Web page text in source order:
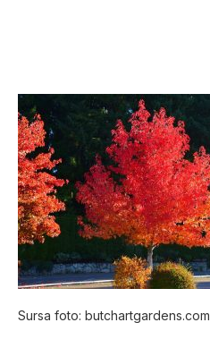
Sursa foto: butchartgardens.com